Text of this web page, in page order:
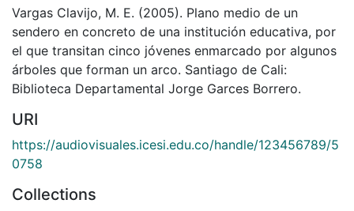
Vargas Clavijo, M. E. (2005). Plano medio de un
sendero en concreto de una institución educativa, por
el que transitan cinco jóvenes enmarcado por algunos
árboles que forman un arco. Santiago de Cali:
Biblioteca Departamental Jorge Garces Borrero.
URI
https://audiovisuales.icesi.edu.co/handle/123456789/5
0758
Collections